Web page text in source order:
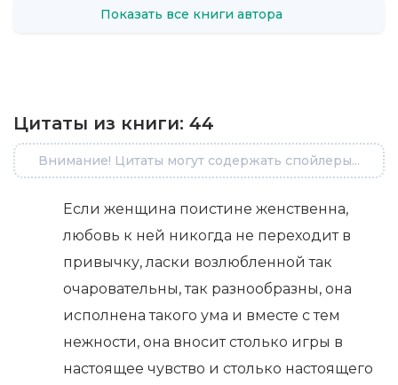
Показать все книги автора
Цитаты из книги: 44
Внимание! Цитаты могут содержать спойлеры...
Если женщина поистине женственна,
любовь к ней никогда не переходит в
привычку, ласки возлюбленной так
очаровательны, так разнообразны, она
исполнена такого ума и вместе с тем
нежности, она вносит столько игры в
настоящее чувство и столько настоящего